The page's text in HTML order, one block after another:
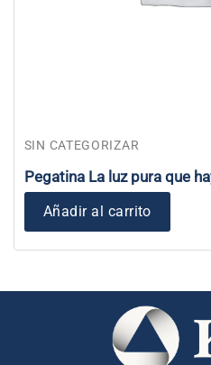
SIN CATEGORIZAR
Pegatina La luz pura que
Añadir al carrito